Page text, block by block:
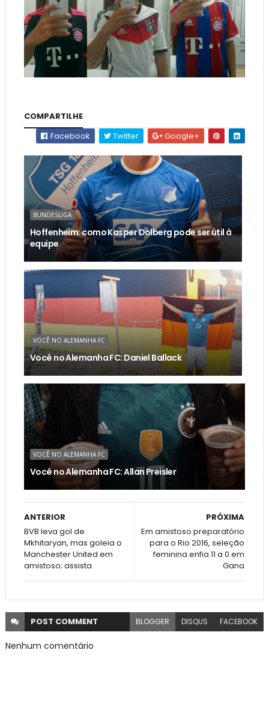
COMPARTILHE
Facebook
Twitter Google+
BUNDESLIGA
Hoffenheim: como Kasper Dolberg pode ser útil à
equipe
VOCÊ NO ALEMANHA FC
Você no Alemanha FC: Daniel Ballack
VOCÊ NO ALEMANHA FC
Você no Alemanha FC: Allan Preisler
PRÓXIMA
Em amistoso preparatório
para o Rio 2016, seleção
feminina enfia 11 a 0 em
Gana
ANTERIOR
BVB leva gol de
Mkhitaryan, mas goleia o
Manchester United em
amistoso; assista
POST COMMENT BLOGGER DISQUS FACEBOOK
Nenhum comentário